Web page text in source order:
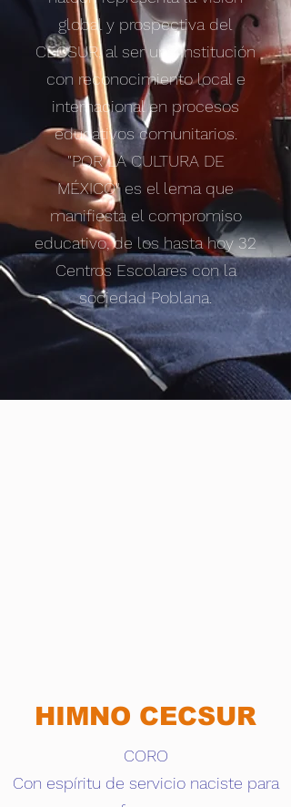
global y prospectiva del
CECSUR, al ser una institución
con reconocimiento local e
internacional en procesos
educativos comunitarios.
"POR LA CULTURA DE
MÉXICO" es el lema que
manifiesta el compromiso
educativo, de los hasta hoy 32
Centros Escolares con la
sociedad Poblana.
HIMNO CECSUR
CORO
Con espíritu de servicio naciste para